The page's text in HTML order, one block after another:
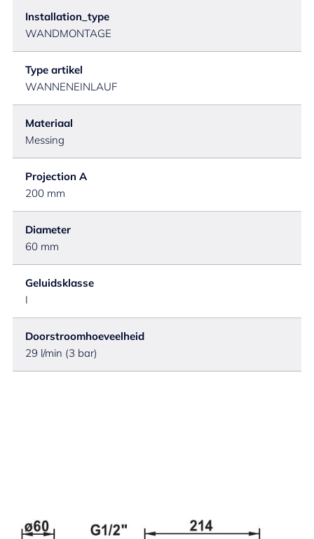
Installation_type
WANDMONTAGE
Type artikel
WANNENEINLAUF
Materiaal
Messing
Projection A
200 mm
Diameter
60 mm
Geluidsklasse
I
Doorstroomhoeveelheid
29 l/min (3 bar)